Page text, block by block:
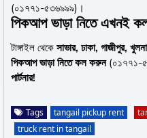
(০১৭৭১-৫৩৬৯৯৯)।
পিকআপ ভাড়া নিতে এখনই
টাঙ্গাইল থেকে সাভার, ঢাকা, গাজীপুর,
পিকআপ ভাড়া নিতে কল করুন(০১৭৭১-
পার্টনার!
Tags tangail pickup rent
truck rent in tangail